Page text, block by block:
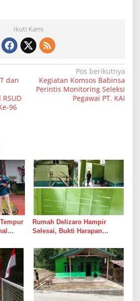
a
o
m
Ikuti Kami
dan
96
Pos berikutnya
Kegiatan Komsos Babinsa
Perintis Monitoring Seleksi
Pegawai PT. KAI
Rumah Delizaro Hampir
Selesai, Bukti Harapan
Suara Palu dan Semen